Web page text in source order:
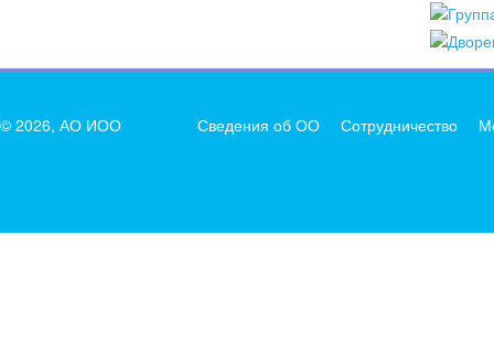
© 2026, АО ИОО Сведения об ОО Сотрудничество